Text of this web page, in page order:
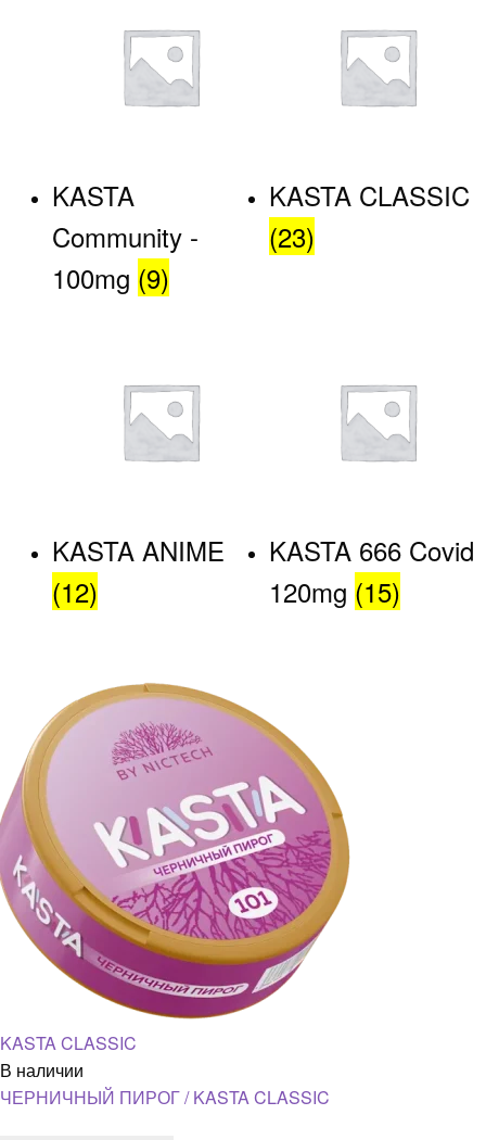
KASTA
Community -
100mg (9)
KASTA CLASSIC
(23)
KASTA ANIME
(12)
KASTA 666 Covid
120mg (15)
KASTA CLASSIC
В наличии
ЧЕРНИЧНЫЙ ПИРОГ / KASTA CLASSIC